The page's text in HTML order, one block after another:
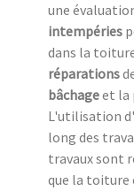
une
intempéries
dans la
réparations
bâchageet la
L'utilisation
long des
travaux sont
que la toiture